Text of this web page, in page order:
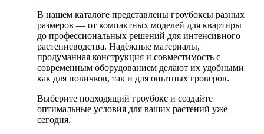
В нашем каталоге представлены гроубоксы разных
размеров — от компактных моделей для квартиры
до профессиональных решений для интенсивного
растениеводства. Надёжные материалы,
продуманная конструкция и совместимость с
современным оборудованием делают их удобными
как для новичков, так и для опытных гроверов.
Выберите подходящий гроубокс и создайте
оптимальные условия для ваших растений уже
сегодня.